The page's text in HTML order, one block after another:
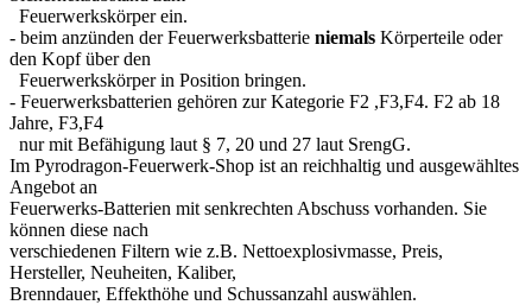
Feuerwerkskörper ein.
- beim anzünden der Feuerwerksbatterie niemals Körperteile oder
den Kopf über den
Feuerwerkskörper in Position bringen.
- Feuerwerksbatterien gehören zur Kategorie F2 ,F3,F4. F2 ab 18
Jahre, F3,F4
nur mit Befähigung laut § 7, 20 und 27 laut SrengG.
Im Pyrodragon-Feuerwerk-Shop ist an reichhaltig und ausgewähltes
Angebot an
Feuerwerks-Batterien mit senkrechten Abschuss vorhanden. Sie
können diese nach
verschiedenen Filtern wie z.B. Nettoexplosivmasse, Preis,
Hersteller, Neuheiten, Kaliber,
Brenndauer, Effekthöhe und Schussanzahl auswählen.